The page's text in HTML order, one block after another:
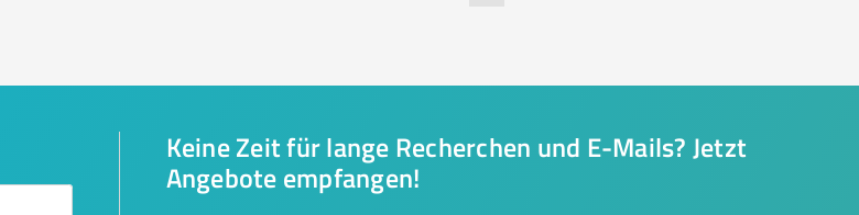
Keine Zeit für lange Recherchen und E-Mails? Jetzt
Angebote empfangen!